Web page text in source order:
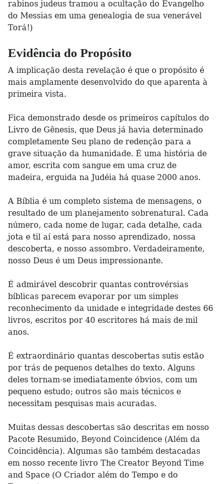
rabinos judeus tramou a ocultação do Evangelho
do Messias em uma genealogia de sua venerável
Torá!)
Evidência do Propósito
A implicação desta revelação é que o propósito é
mais amplamente desenvolvido do que aparenta à
primeira vista.
Fica demonstrado desde os primeiros capítulos do
Livro de Gênesis, que Deus já havia determinado
completamente Seu plano de redenção para a
grave situação da humanidade. É uma história de
amor, escrita com sangue em uma cruz de
madeira, erguida na Judéia há quase 2000 anos.
A Bíblia é um completo sistema de mensagens, o
resultado de um planejamento sobrenatural. Cada
número, cada nome de lugar, cada detalhe, cada
jota e til aí está para nosso aprendizado, nossa
descoberta, e nosso assombro. Verdadeiramente,
nosso Deus é um Deus impressionante.
É admirável descobrir quantas controvérsias
bíblicas parecem evaporar por um simples
reconhecimento da unidade e integridade destes 66
livros, escritos por 40 escritores há mais de mil
anos.
É extraordinário quantas descobertas sutis estão
por trás de pequenos detalhes do texto. Alguns
deles tornam-se imediatamente óbvios, com um
pequeno estudo; outros são mais técnicos e
necessitam pesquisas mais acuradas.
Muitas dessas descobertas são descritas em nosso
Pacote Resumido, Beyond Coincidence (Além da
Coincidência). Algumas são também destacadas
em nosso recente livro The Creator Beyond Time
and Space (O Criador além do Tempo e do